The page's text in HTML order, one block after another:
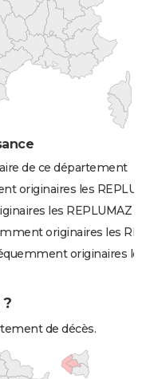
de ce département
originaires les
les REPLUMAZ
originaires les
originaires
de décès.